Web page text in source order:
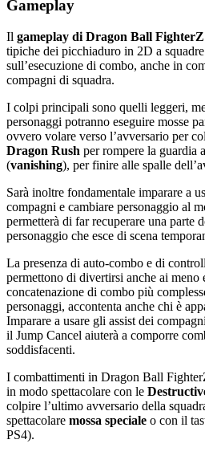
Gameplay
Il gameplay di Dragon Ball FighterZ
tipiche dei picchiaduro in 2D a
sull’esecuzione di combo, anche in
compagni di squadra.
I colpi principali sono quelli leggeri,
personaggi potranno eseguire mosse
ovvero volare verso l’avversario per
Dragon Rush per rompere la guardia
(vanishing), per finire alle spalle
Sarà inoltre fondamentale imparare a
compagni e cambiare personaggio al
permetterà di far recuperare una parte
personaggio che esce di scena
La presenza di auto-combo e di
permettono di divertirsi anche ai meno
concatenazione di combo più
personaggi, accontenta anche chi è
Imparare a usare gli assist dei
il Jump Cancel aiuterà a comporre
soddisfacenti.
I combattimenti in Dragon Ball
in modo spettacolare con le
colpire l’ultimo avversario della
spettacolare mossa speciale o con il
PS4).